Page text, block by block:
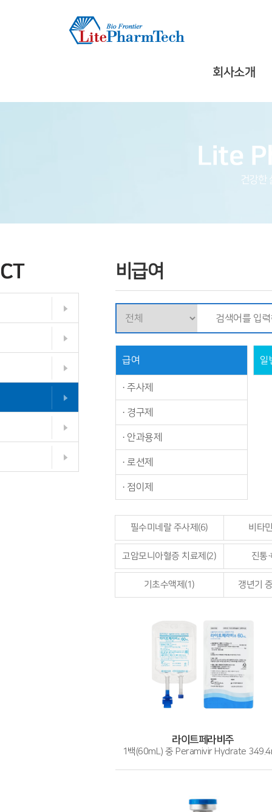
회사소개
건강한
비급여
급여
· 주사제
· 경구제
· 안과용제
· 로션제
· 점이제
일
필수미네랄 주사제(6) 비타
고암모니아혈증 치료제(2) 진통
기초수액제(1) 갱년기
라이트페라비주
1백(60mL) 중 Peramivir Hydrate